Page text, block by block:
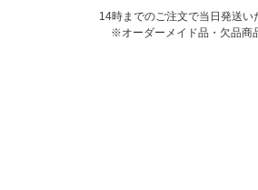
14時までのご注文で当日発送い
※オーダーメイド品・欠品商